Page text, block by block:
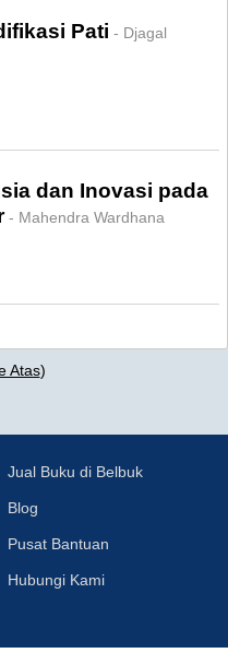
Pati - Djagal
dan Inovasi pada
- Mahendra Wardhana
Atas)
Jual Buku di Belbuk
Blog
Pusat Bantuan
Hubungi Kami